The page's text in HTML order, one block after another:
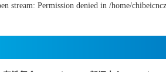
stream: Permission denied in /home/